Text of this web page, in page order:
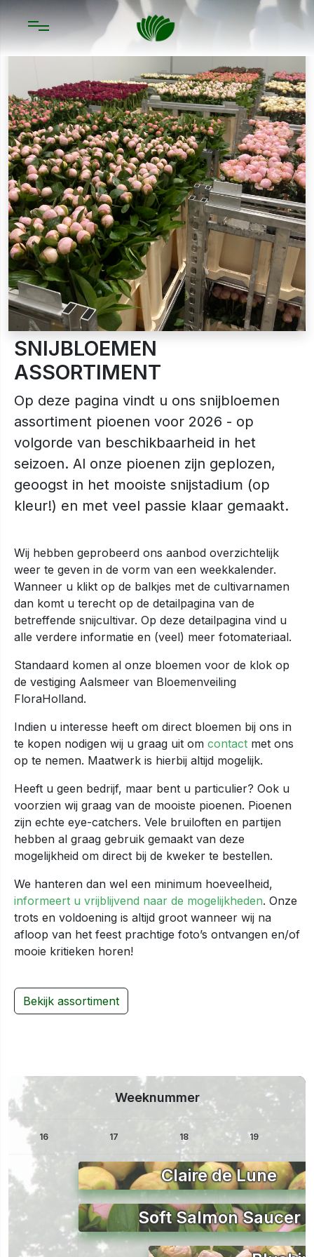
SNIJBLOEMEN
ASSORTIMENT
Op deze pagina vindt u ons snijbloemen
assortiment pioenen voor 2026 - op
volgorde van beschikbaarheid in het
seizoen. Al onze pioenen zijn geplozen,
geoogst in het mooiste snijstadium (op
kleur!) en met veel passie klaar gemaakt.
Wij hebben geprobeerd ons aanbod overzichtelijk
weer te geven in de vorm van een weekkalender.
Wanneer u klikt op de balkjes met de cultivarnamen
dan komt u terecht op de detailpagina van de
betreffende snijcultivar. Op deze detailpagina vind u
alle verdere informatie en (veel) meer fotomateriaal.
Standaard komen al onze bloemen voor de klok op
de vestiging Aalsmeer van Bloemenveiling
FloraHolland.
Indien u interesse heeft om direct bloemen bij ons in
te kopen nodigen wij u graag uit om contact met ons
op te nemen. Maatwerk is hierbij altijd mogelijk.
Heeft u geen bedrijf, maar bent u particulier? Ook u
voorzien wij graag van de mooiste pioenen. Pioenen
zijn echte eye-catchers. Vele bruiloften en partijen
hebben al graag gebruik gemaakt van deze
mogelijkheid om direct bij de kweker te bestellen.
We hanteren dan wel een minimum hoeveelheid,
informeert u vrijblijvend naar de mogelijkheden. Onze
trots en voldoening is altijd groot wanneer wij na
afloop van het feest prachtige foto’s ontvangen en/of
mooie kritieken horen!
Bekijk assortiment
Weeknummer
16 17 18 19
Claire de Lune
Soft Salmon Saucer